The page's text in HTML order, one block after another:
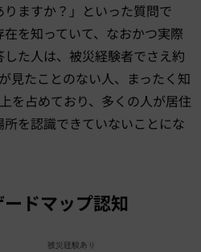
ますか？」といった質問で
を知っていて、なおかつ実際
た人は、被災経験者でさえ約
見たことのない人、まったく知
を占めており、多くの人が居住
を認識できていないことにな
ドマップ認知